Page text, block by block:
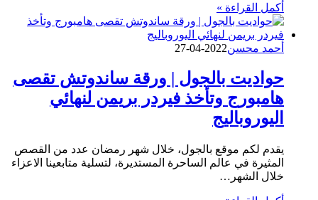
أكمل القراءة »
أحمد محسن2022-04-27
حواديت بالجول | ورقة ساندوتش تقصى
هامبورج وتأخذ فيردر بريمن لنهائي
اليوروباليج
يقدم لكم موقع بالجول، خلال شهر رمضان عدد من القصص
المثيرة في عالم الساحرة المستديرة، لتسلية متابعينا الاعزاء
خلال الشهر…